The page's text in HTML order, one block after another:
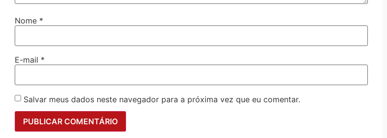
Nome *
E-mail *
Salvar meus dados neste navegador para a próxima vez que eu comentar.